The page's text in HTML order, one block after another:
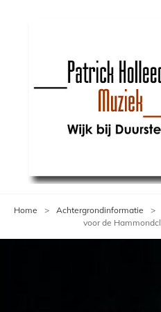
Home > Achtergrondinformatie >
voor de